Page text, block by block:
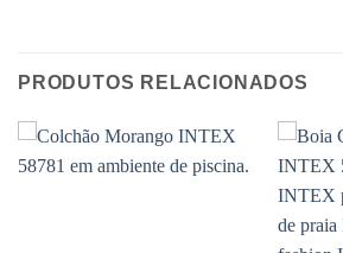
PRODUTOS RELACIONADOS